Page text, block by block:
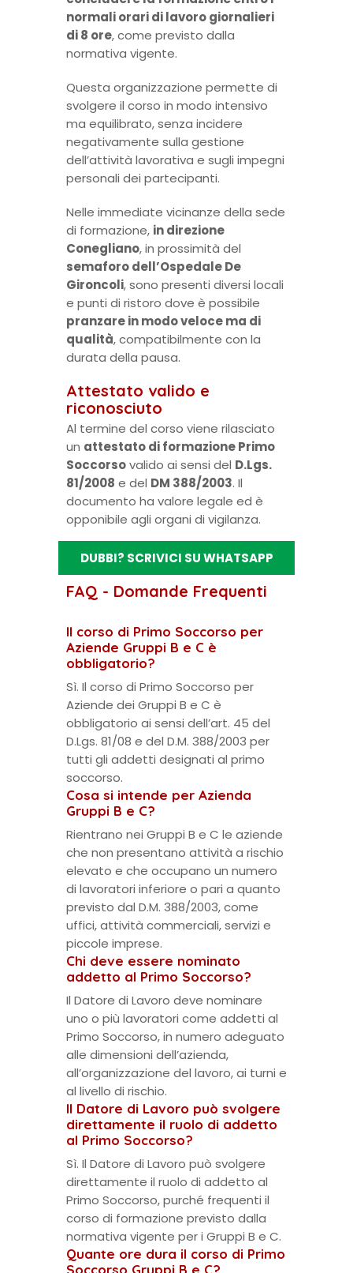
normali orari di lavoro giornalieri
di 8 ore, come previsto dalla
normativa vigente.
Questa organizzazione permette di
svolgere il corso in modo intensivo
ma equilibrato, senza incidere
negativamente sulla gestione
dell’attività lavorativa e sugli impegni
personali dei partecipanti.
Nelle immediate vicinanze della sede
di formazione, in direzione
Conegliano, in prossimità del
semaforo dell’Ospedale De
Gironcoli, sono presenti diversi locali
e punti di ristoro dove è possibile
pranzare in modo veloce ma di
qualità, compatibilmente con la
durata della pausa.
Attestato valido e
riconosciuto
Al termine del corso viene rilasciato
un attestato di formazione Primo
Soccorsovalido ai sensi del D.Lgs.
81/2008 e del DM 388/2003. Il
documento ha valore legale ed è
opponibile agli organi di vigilanza.
DUBBI? SCRIVICI SU WHATSAPP
FAQ - Domande Frequenti
Il corso di Primo Soccorso per
Aziende Gruppi B e C è
obbligatorio?
Sì. Il corso di Primo Soccorso per
Aziende dei Gruppi B e C è
obbligatorio ai sensi dell’art. 45 del
D.Lgs. 81/08 e del D.M. 388/2003 per
tutti gli addetti designati al primo
soccorso.
Cosa si intende per Azienda
Gruppi B e C?
Rientrano nei Gruppi B e C le aziende
che non presentano attività a rischio
elevato e che occupano un numero
di lavoratori inferiore o pari a quanto
previsto dal D.M. 388/2003, come
uffici, attività commerciali, servizi e
piccole imprese.
Chi deve essere nominato
addetto al Primo Soccorso?
Il Datore di Lavoro deve nominare
uno o più lavoratori come addetti al
Primo Soccorso, in numero adeguato
alle dimensioni dell’azienda,
all’organizzazione del lavoro, ai turni e
al livello di rischio.
Il Datore di Lavoro può svolgere
direttamente il ruolo di addetto
al Primo Soccorso?
Sì. Il Datore di Lavoro può svolgere
direttamente il ruolo di addetto al
Primo Soccorso, purché frequenti il
corso di formazione previsto dalla
normativa vigente per i Gruppi B e C.
Quante ore dura il corso di Primo
Soccorso Gruppi B e C?